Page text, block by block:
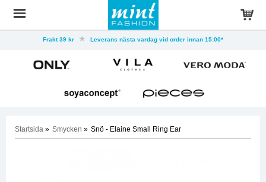
Frakt 39 kr Leverans nästa vardag vid order innan 15:00*
Startsida » Smycken » Snö - Elaine Small Ring Ear